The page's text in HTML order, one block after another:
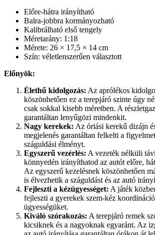
Előre-hátra irányítható
Balra-jobbra kormányozható
Kalibrálható első tengely
Méretarány: 1:18
Mérete: 26 × 17,5 × 14 cm
Szín: véletlenszerűen választott
Előnyök:
Élethű kidolgozás: Az aprólékos
köszönhetően ez a terepjáró szinte úgy
csak sokkal kisebb méretben. A
garantáltan lenyűgözi mindenkit.
Nagy kerekek: Az óriási kerekű dizájn
megjelenés garantáltan felkelti a
száguldási élményt.
Egyszerű vezérlés: A vezeték nélküli
könnyedén irányíthatod az autót előre,
Az egyszerű kezelésnek köszönhetően
is élvezhetik a száguldást és az autó
Fejleszti a kézügyességet: A játék
fejleszti a gyerekek szem-kéz
ügyességüket.
Kiváló szórakozás: A terepjáró remek
kicsiknek és a nagyoknak egyaránt. Az